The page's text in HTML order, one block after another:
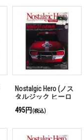
Nostalgic Hero (ノス
タルジック ヒーロ
495円 (税込)